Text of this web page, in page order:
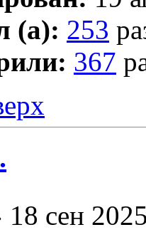
(а): 253
367
18 сен